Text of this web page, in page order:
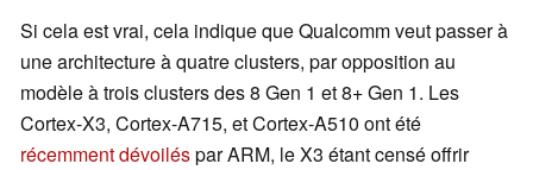
Si cela est vrai, cela indique que Qualcomm veut passer à
une architecture à quatre clusters, par opposition au
modèle à trois clusters des 8 Gen 1 et 8+ Gen 1. Les
Cortex-X3, Cortex-A715, et Cortex-A510 ont été
récemment dévoiléspar ARM, le X3 étant censé offrir